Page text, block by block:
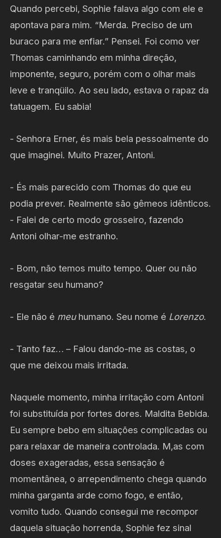
Quando percebi, Sophie falava algo com ele e
apontava para mim. “Merda. Preciso de um
buraco para me enfiar.” Pensei. Foi como ver
Thomas caminhando em minha direção,
imponente, seguro, porém com o olhar mais
leve e tranqüilo. Ao seu lado, estava o rapaz da
tatuagem. Eu sabia!
- Senhora Erner, és mais bela pessoalmente do
que imaginei. Muito Prazer, Antoni.
- És mais parecido com Thomas do que eu
podia prever. Realmente são gêmeos idênticos.
- Falei de certo modo grosseiro, fazendo
Antoni olhar-me estranho.
- Bom, não temos muito tempo. Quer ou não
resgatar seu humano?
- Ele não é meuhumano. Seu nome é Lorenzo.
- Tanto faz… – Falou dando-me as costas, o
que me deixou mais irritada.
Naquele momento, minha irritação com Antoni
foi substituída por fortes dores. Maldita Bebida.
Eu sempre bebo em situações complicadas ou
para relaxar de maneira controlada. M,as com
doses exageradas, essa sensação é
momentânea, o arrependimento chega quando
minha garganta arde como fogo, e então,
vomito tudo. Quando consegui me recompor
daquela situação horrenda, Sophie fez sinal